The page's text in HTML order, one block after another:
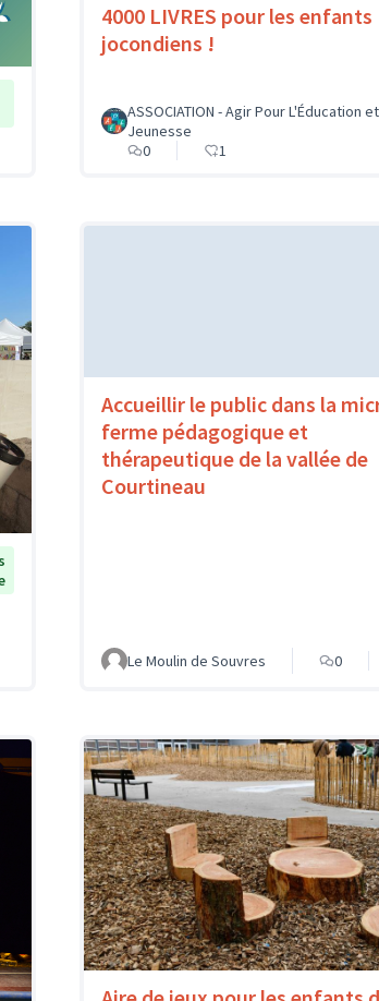
4000 LIVRES pour les enfants
jocondiens !
ASSOCIATION - Agir Pour L'Éducation
Jeunesse
0
1
Accueillir le public dans la
ferme pédagogique et
thérapeutique de la vallée de
Courtineau
Le Moulin de Souvres 0